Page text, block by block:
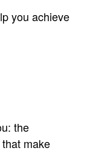
you achieve
the
make